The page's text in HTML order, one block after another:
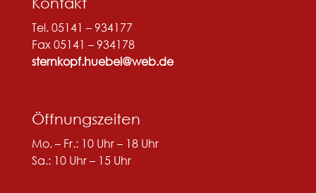
Tel. 05141 – 934177
Fax 05141 – 934178
sternkopf.huebel@web.de
Öffnungszeiten
Mo. – Fr.: 10 Uhr – 18 Uhr
Sa.: 10 Uhr – 15 Uhr